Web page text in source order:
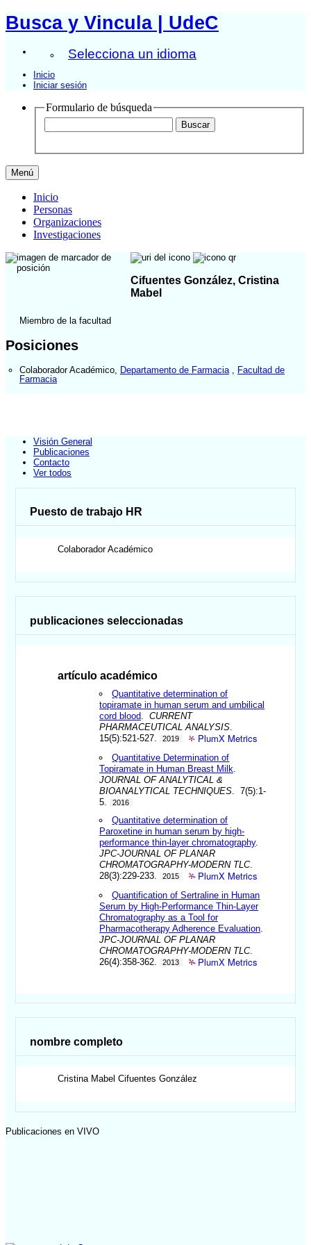
Busca y Vincula | UdeC
Selecciona un idioma
Inicio
Iniciar sesión
Formulario de búsqueda
Menú
Inicio
Personas
Organizaciones
Investigaciones
Cifuentes González, Cristina
Mabel
Miembro de la facultad
Posiciones
Colaborador Académico Departamento de Farmacia
Facultad de
Farmacia
Visión General
Publicaciones
Contacto
Ver todos
Puesto de trabajo HR
Colaborador Académico
publicaciones seleccionadas
artículo académico
Quantitative determination of
topiramate in human serum and umbilical
cord blood .CURRENT
PHARMACEUTICAL ANALYSIS
15(5):521-527.
2019 PlumX Metrics
Quantitative Determination of
Topiramate in Human Breast Milk
JOURNAL OF ANALYTICAL &
BIOANALYTICAL TECHNIQUES . 7(5):1-
5.
2016
Quantitative determination of
Paroxetine in human serum by high-
performance thin-layer chromatography.
JPC-JOURNAL OF PLANAR
CHROMATOGRAPHY-MODERN TLC.
28(3):229-233.
2015 PlumX Metrics
Quantification of Sertraline in Human
Serum by High-Performance Thin-Layer
Chromatography as a Tool for
Pharmacotherapy Adherence Evaluation
JPC-JOURNAL OF PLANAR
CHROMATOGRAPHY-MODERN TLC.
26(4):358-362.
2013 PlumX Metrics
nombre completo
Cristina Mabel Cifuentes González
Publicaciones en VIVO